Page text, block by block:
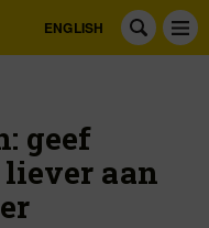
ENGLISH
geef
aan